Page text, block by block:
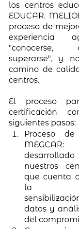
los centros
EDUCAR.
proceso de
experiencia
superarse", y
camino de
centros.
El proceso
certificación
siguientes pasos:
Proceso de
nuestros
que cuenta
la
datos y
del